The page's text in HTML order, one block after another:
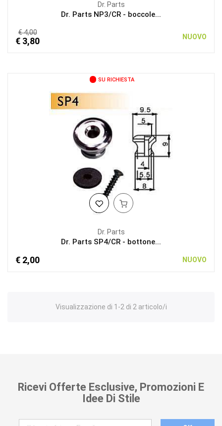
Dr. Parts
Dr. Parts NP3/CR - boccole...
€ 4,00
€ 3,80 NUOVO
SU RICHIESTA
Dr. Parts
Dr. Parts SP4/CR - bottone...
€ 2,00 NUOVO
Visualizzazione di 1-2 di 2 articolo/i
Ricevi Offerte Esclusive, Promozioni E
Idee Di Stile